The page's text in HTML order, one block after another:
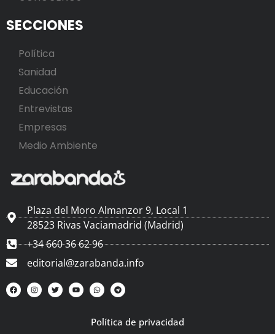
SECCIONES
Política
Sanidad
Educación
Entrevistas
Empresas
Medio Ambiente
Plaza del Moro Almanzor 9, Local 1
28523 Rivas Vaciamadrid (Madrid)
+34 660 36 62 96
editorial@zarabanda.info
Política de privacidad